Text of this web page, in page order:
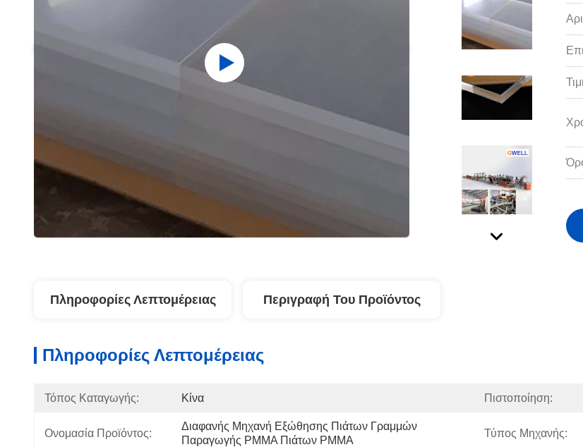
Πληροφορίες Λεπτομέρειας Περιγραφή Του Προϊόντος
Πληροφορίες Λεπτομέρειας
Τόπος Καταγωγής: Κίνα Πιστοποίηση:
Ονομασία Προϊόντος:
Διαφανής Μηχανή Εξώθησης Πιάτων Γραμμών
Παραγωγής PMMA Πιάτων PMMA
Τύπος Μηχανής: